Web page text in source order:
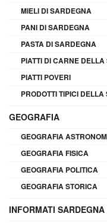
MIELI DI SARDEGNA
PANI DI SARDEGNA
PASTA DI SARDEGNA
PIATTI DI CARNE
PIATTI POVERI
PRODOTTI TIPICI
GEOGRAFIA
GEOGRAFIA
GEOGRAFIA FISICA
GEOGRAFIA POLITICA
GEOGRAFIA STORICA
INFORMATI